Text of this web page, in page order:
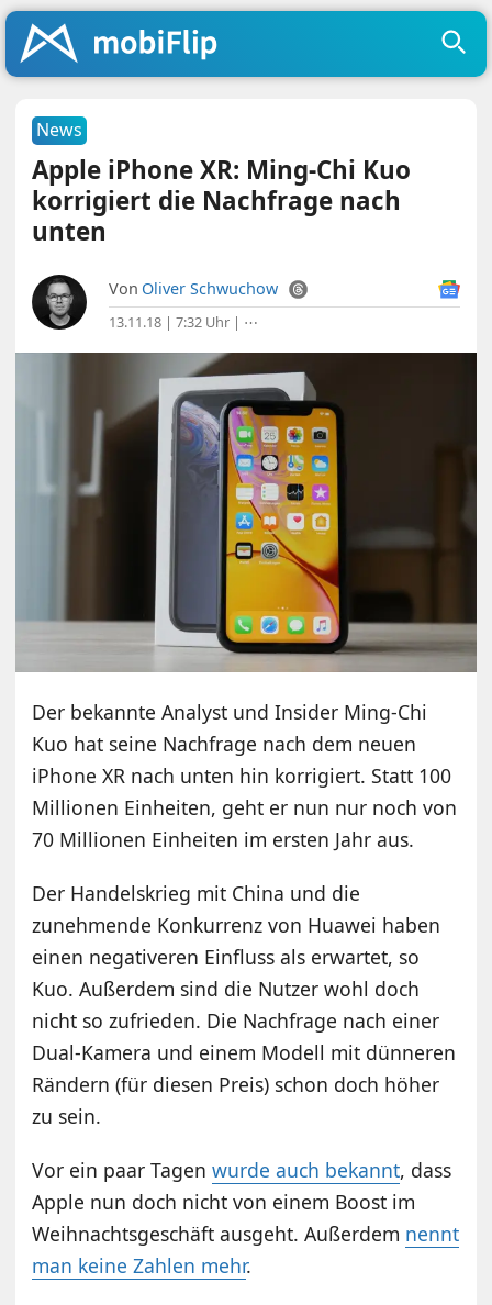
News
Apple iPhone XR: Ming-Chi Kuo
korrigiert die Nachfrage nach
unten
Von Oliver Schwuchow
13.11.18 | 7:32 Uhr | ⋯
Der bekannte Analyst und Insider Ming-Chi
Kuo hat seine Nachfrage nach dem neuen
iPhone XR nach unten hin korrigiert. Statt 100
Millionen Einheiten, geht er nun nur noch von
70 Millionen Einheiten im ersten Jahr aus.
Der Handelskrieg mit China und die
zunehmende Konkurrenz von Huawei haben
einen negativeren Einfluss als erwartet, so
Kuo. Außerdem sind die Nutzer wohl doch
nicht so zufrieden. Die Nachfrage nach einer
Dual-Kamera und einem Modell mit dünneren
Rändern (für diesen Preis) schon doch höher
zu sein.
Vor ein paar Tagenwurde auch bekannt, dass
Apple nun doch nicht von einem Boost im
Weihnachtsgeschäft ausgeht. Außerdem nennt
man keine Zahlen mehr.